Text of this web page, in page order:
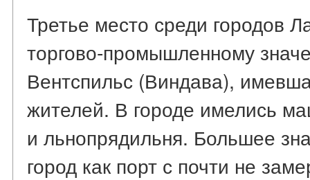
Третье место среди городов
торгово-промышленному
Вентспильс (Виндава),
жителей. В городе имелись
и льнопрядильня. Большее
город как порт с почти не